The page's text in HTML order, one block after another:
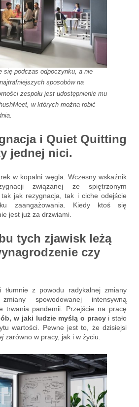
się podczas odpoczynku, a nie
sposobów na
zespołu jest udostępnienie mu
w których można robić
i Quiet Quitting
jednej nici.
w kopalni węgla. Wczesny wskaźnik
związanej ze spiętrzonym
jak rezygnacja, tak i ciche odejście
zaangażowania. Kiedy ktoś się
jest już za drzwiami.
tych zjawisk leżą
czy
tłumnie z powodu radykalnej zmiany
spowodowanej intensywną
trwania pandemii. Przejście na pracę
w jaki ludzie myślą o pracy i stało
wartości. Pewne jest to, że dzisiejsi
zarówno w pracy, jak i w życiu.